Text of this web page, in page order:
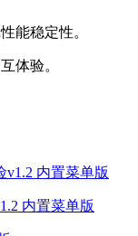
能稳定性。
体验。
内置菜单版